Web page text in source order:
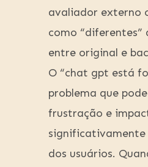
avaliador externo
como “diferentes”
entre original e
O “chat gpt está
problema que
frustração e
significativamente
dos usuários.